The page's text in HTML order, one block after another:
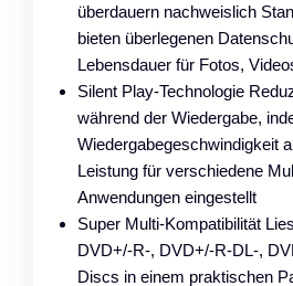
überdauern nachweislich
bieten überlegenen
Lebensdauer für Fotos,
Silent Play-Technologie
während der Wiedergabe,
Wiedergabegeschwindigkeit
Leistung für verschiedene
Anwendungen eingestellt
Super Multi-Kompatibilität
DVD+/-R-, DVD+/-R-DL-,
Discs in einem praktischen